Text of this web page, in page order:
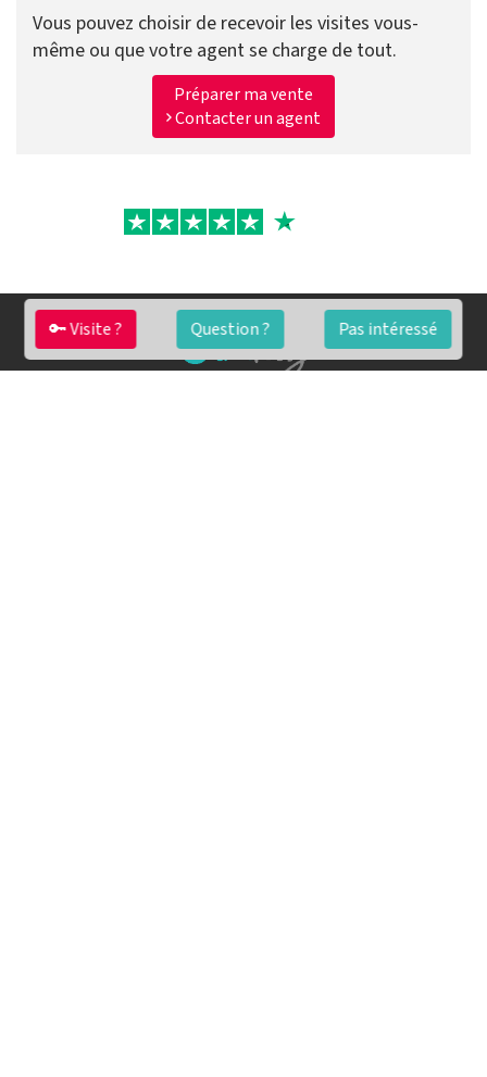
🔑 Visite ? Question ? Pas intéressé
Vous pouvez choisir de recevoir les visites vous-
même ou que votre agent se charge de tout.
Préparer ma vente
Contacter un agent